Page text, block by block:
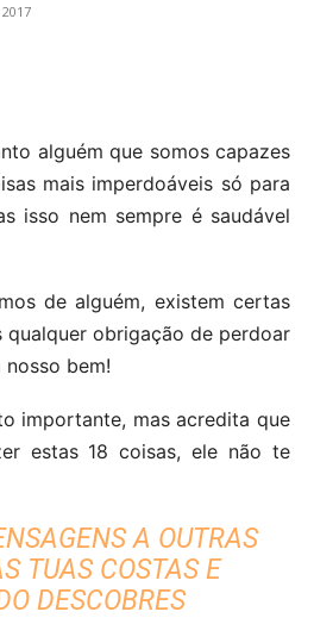
alguém que somos capazes
mais imperdoáveis só para
isso nem sempre é saudável
de alguém, existem certas
qualquer obrigação de perdoar
nosso bem!
importante, mas acredita que
estas 18 coisas, ele não te
A OUTRAS
TUAS COSTAS E
DESCOBRES